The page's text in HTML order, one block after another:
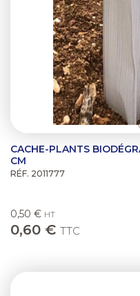
CACHE-PLANTS
CM
RÉF. 2011777
0,50 € HT
0,60 € TTC